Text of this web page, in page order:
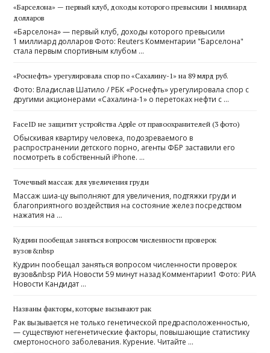
«Барселона» — первый клуб, доходы которого превысили 1 миллиард
долларов
«Барселона» — первый клуб, доходы которого превысили
1 миллиард долларов Фото: Reuters Комментарии "Барселона"
стала первым спортивным клубом …
«Роснефть» урегулировала спор по «Сахалину-1» на 89 млрд руб.
Фото: Владислав Шатило / РБК «Роснефть» урегулировала спор с
другими акционерами «Сахалина-1» о перетоках нефти с …
FaceID не защитит устройства Apple от правоохранителей (3 фото)
Обыскивая квартиру человека, подозреваемого в
распространении детского порно, агенты ФБР заставили его
посмотреть в собственный iPhone. …
Точечный массаж для увеличения груди
Массаж шиа-цу выполняют для увеличения, подтяжки груди и
благоприятного воздействия на состояние желез посредством
нажатия на …
Кудрин пообещал заняться вопросом численности проверок
вузов&nbsp
Кудрин пообещал заняться вопросом численности проверок
вузов&nbsp РИА Новости 59 минут назад Комментарии1 Фото: РИА
Новости Кандидат …
Названы факторы, которые вызывают рак
Рак вызывается не только генетической предрасположенностью,
— существуют негенетические факторы, повышающие статистику
смертоносного заболевания. Курение. Читайте …